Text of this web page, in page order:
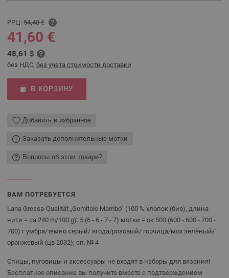
РРЦ: 54,40 €
41,60 €
48,61 $
без НДС, без учета стоимости доставки
В КОРЗИНУ
Добавить в избранное
Заказать дополнительные мотки
Вопросы об этом товаре?
ВАМ ПОТРЕБУЕТСЯ
Lana Grossa-Qualität „Gomitolo Mambo“ (100 % хлопок (био), длина
нити = ca 240 m/100 g): 5 (6 - 6 - 7 - 7) мотки = ок 500 (600 - 600 - 700 -
700) г умбра/темно серый/ ягода/розовый/ горчица/мох зелёный/
оранжевый (цв 2032); сп. № 4
Спицы, пуговицы и аксессуары не входят в наборы для вязания!
Бесплатное описание вы получите вместе с подтверждением